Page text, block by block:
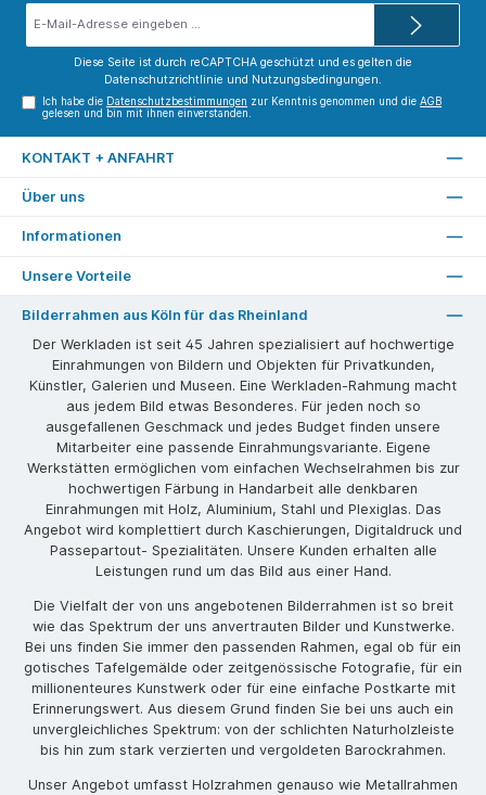
Diese Seite ist durch reCAPTCHA geschützt und es gelten die
Datenschutzrichtlinie und Nutzungsbedingungen.
Ich habe die Datenschutzbestimmungen zur Kenntnis genommen und dieAGB
gelesen und bin mit ihnen einverstanden.
KONTAKT + ANFAHRT
Über uns
Informationen
Unsere Vorteile
Bilderrahmen aus Köln für das Rheinland
Der Werkladen ist seit 45 Jahren spezialisiert auf hochwertige
Einrahmungen von Bildern und Objekten für Privatkunden,
Künstler, Galerien und Museen. Eine Werkladen-Rahmung macht
aus jedem Bild etwas Besonderes. Für jeden noch so
ausgefallenen Geschmack und jedes Budget finden unsere
Mitarbeiter eine passende Einrahmungsvariante. Eigene
Werkstätten ermöglichen vom einfachen Wechselrahmen bis zur
hochwertigen Färbung in Handarbeit alle denkbaren
Einrahmungen mit Holz, Aluminium, Stahl und Plexiglas. Das
Angebot wird komplettiert durch Kaschierungen, Digitaldruck und
Passepartout- Spezialitäten. Unsere Kunden erhalten alle
Leistungen rund um das Bild aus einer Hand.
Die Vielfalt der von uns angebotenen Bilderrahmen ist so breit
wie das Spektrum der uns anvertrauten Bilder und Kunstwerke.
Bei uns finden Sie immer den passenden Rahmen, egal ob für ein
gotisches Tafelgemälde oder zeitgenössische Fotografie, für ein
millionenteures Kunstwerk oder für eine einfache Postkarte mit
Erinnerungswert. Aus diesem Grund finden Sie bei uns auch ein
unvergleichliches Spektrum: von der schlichten Naturholzleiste
bis hin zum stark verzierten und vergoldeten Barockrahmen.
Unser Angebot umfasst Holzrahmen genauso wie Metallrahmen